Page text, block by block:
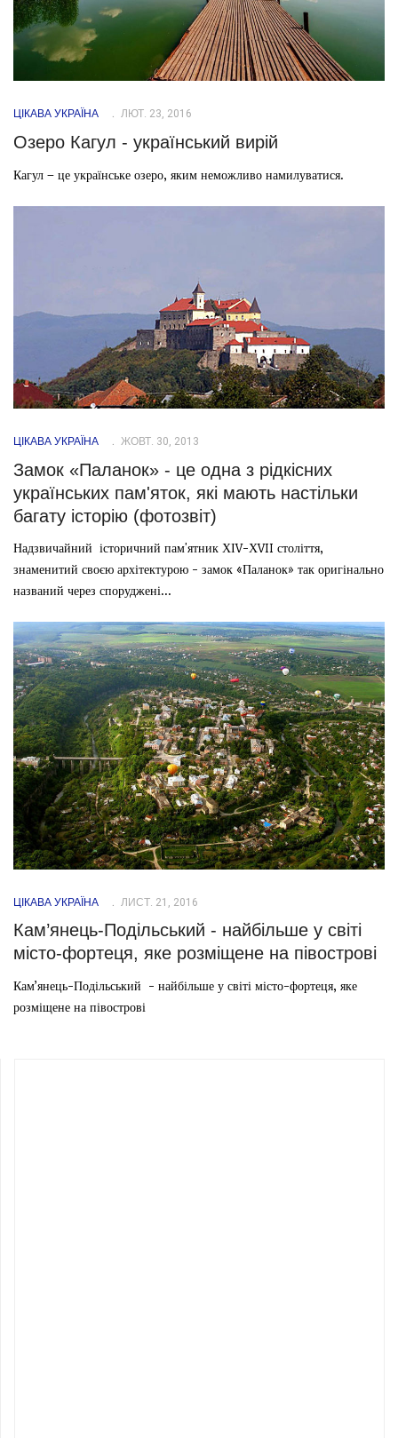
ЦІКАВА УКРАЇНА ЛЮТ. 23, 2016
Озеро Кагул - український вирій
Кагул – це українське озеро, яким неможливо намилуватися.
ЦІКАВА УКРАЇНА ЖОВТ. 30, 2013
Замок «Паланок» - це одна з рідкісних
українських пам'яток, які мають настільки
багату історію (фотозвіт)
Надзвичайний історичний пам'ятник ХІV-ХVII століття,
знаменитий своєю архітектурою - замок «Паланок» так оригінально
названий через споруджені...
ЦІКАВА УКРАЇНА ЛИСТ. 21, 2016
Кам’янець-Подільський - найбільше у світі
місто-фортеця, яке розміщене на півострові
Кам’янець-Подільський - найбільше у світі місто-фортеця, яке
розміщене на півострові